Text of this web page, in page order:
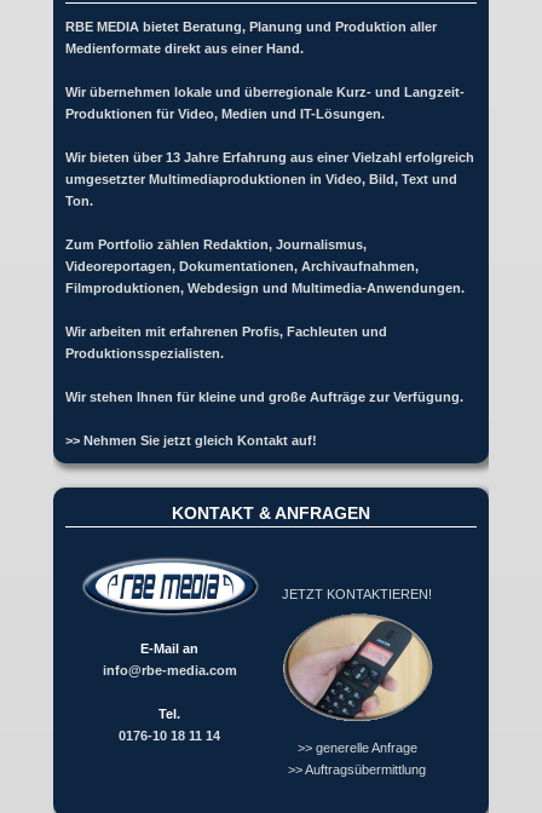
RBE MEDIA bietet Beratung, Planung und Produktion aller
Medienformate direkt aus einer Hand.
Wir übernehmen lokale und überregionale Kurz- und Langzeit-
Produktionen für Video, Medien und IT-Lösungen.
Wir bieten über 13 Jahre Erfahrung aus einer Vielzahl erfolgreich
umgesetzter Multimediaproduktionen in Video, Bild, Text und
Ton.
Zum Portfolio zählen Redaktion, Journalismus,
Videoreportagen, Dokumentationen, Archivaufnahmen,
Filmproduktionen, Webdesign und Multimedia-Anwendungen.
Wir arbeiten mit erfahrenen Profis, Fachleuten und
Produktionsspezialisten.
Wir stehen Ihnen für kleine und große Aufträge zur Verfügung.
>> Nehmen Sie jetzt gleich Kontakt auf!
KONTAKT & ANFRAGEN
E-Mail an
info@rbe-media.com
Tel.
0176-10 18 11 14
JETZT KONTAKTIEREN!
>> generelle Anfrage
>> Auftragsübermittlung